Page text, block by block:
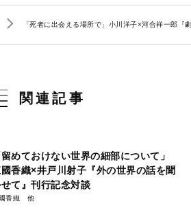
「死者に出会える場所で」小川洋子×河合祥一郎『
関連記事
留めておけない世界の細部について」
香織×井戸川射子『外の世界の話を聞
て』刊行記念対談
香織